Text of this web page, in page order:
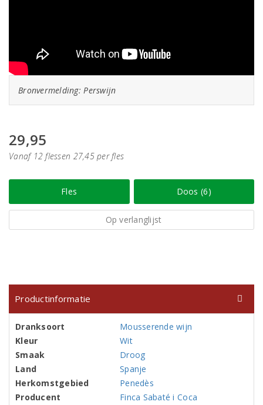
Bronvermelding: Perswijn
29,95
Vanaf 12 flessen 27,45 per fles
Fles Doos (6)
Op verlanglijst
Productinformatie
Dranksoort
Mousserende wijn
Kleur
Wit
Smaak
Droog
Land
Spanje
Herkomstgebied
Penedès
Producent
Finca Sabaté i Coca